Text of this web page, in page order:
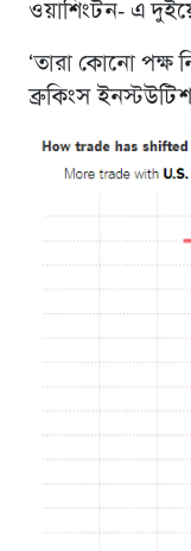
ওয়াশিংটন- এ
‘তারা কোনো পক্ষ
ব্রুকিংস